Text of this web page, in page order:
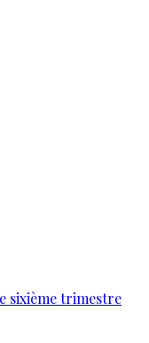
sixième trimestre